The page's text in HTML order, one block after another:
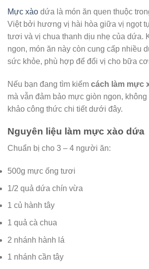
Mực xào dứa là món ăn quen thuộc
Việt bởi hương vị hài hòa giữa vị ngọt
tươi và vị chua thanh dịu nhẹ của dứa.
ngon, món ăn này còn cung cấp nhiều
sức khỏe, phù hợp để đổi vị cho bữa
Nếu bạn đang tìm kiếm cách làm mực
mà vẫn đảm bảo mực giòn ngon,
khảo công thức chi tiết dưới đây.
Nguyên liệu làm mực xào dứa
Chuẩn bị cho 3 – 4 người ăn:
500g mực ống tươi
1/2 quả dứa chín vừa
1 củ hành tây
1 quả cà chua
2 nhánh hành lá
1 nhánh cần tây